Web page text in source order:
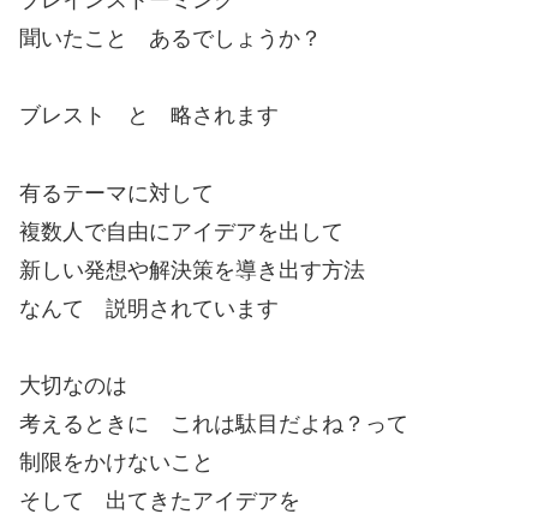
聞いたこと あるでしょうか？
ブレスト と 略されます
有るテーマに対して
複数人で自由にアイデアを出して
新しい発想や解決策を導き出す方法
なんて 説明されています
大切なのは
考えるときに これは駄目だよね？って
制限をかけないこと
そして 出てきたアイデアを